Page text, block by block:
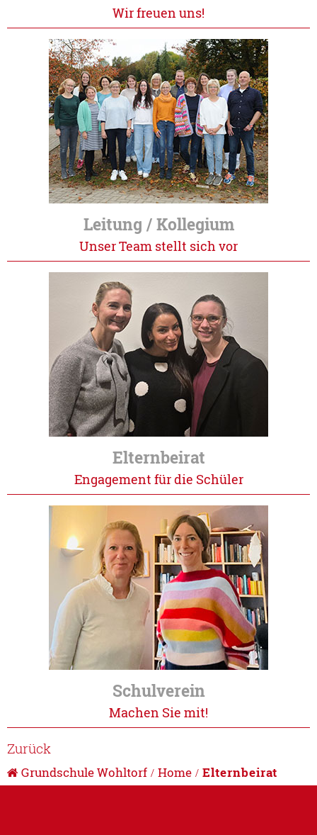
Wir freuen uns!
Leitung / Kollegium
Unser Team stellt sich vor
Elternbeirat
Engagement für die Schüler
Schulverein
Machen Sie mit!
Zurück
Grundschule Wohltorf Home Elternbeirat